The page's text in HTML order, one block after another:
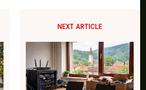
NEXT ARTICLE